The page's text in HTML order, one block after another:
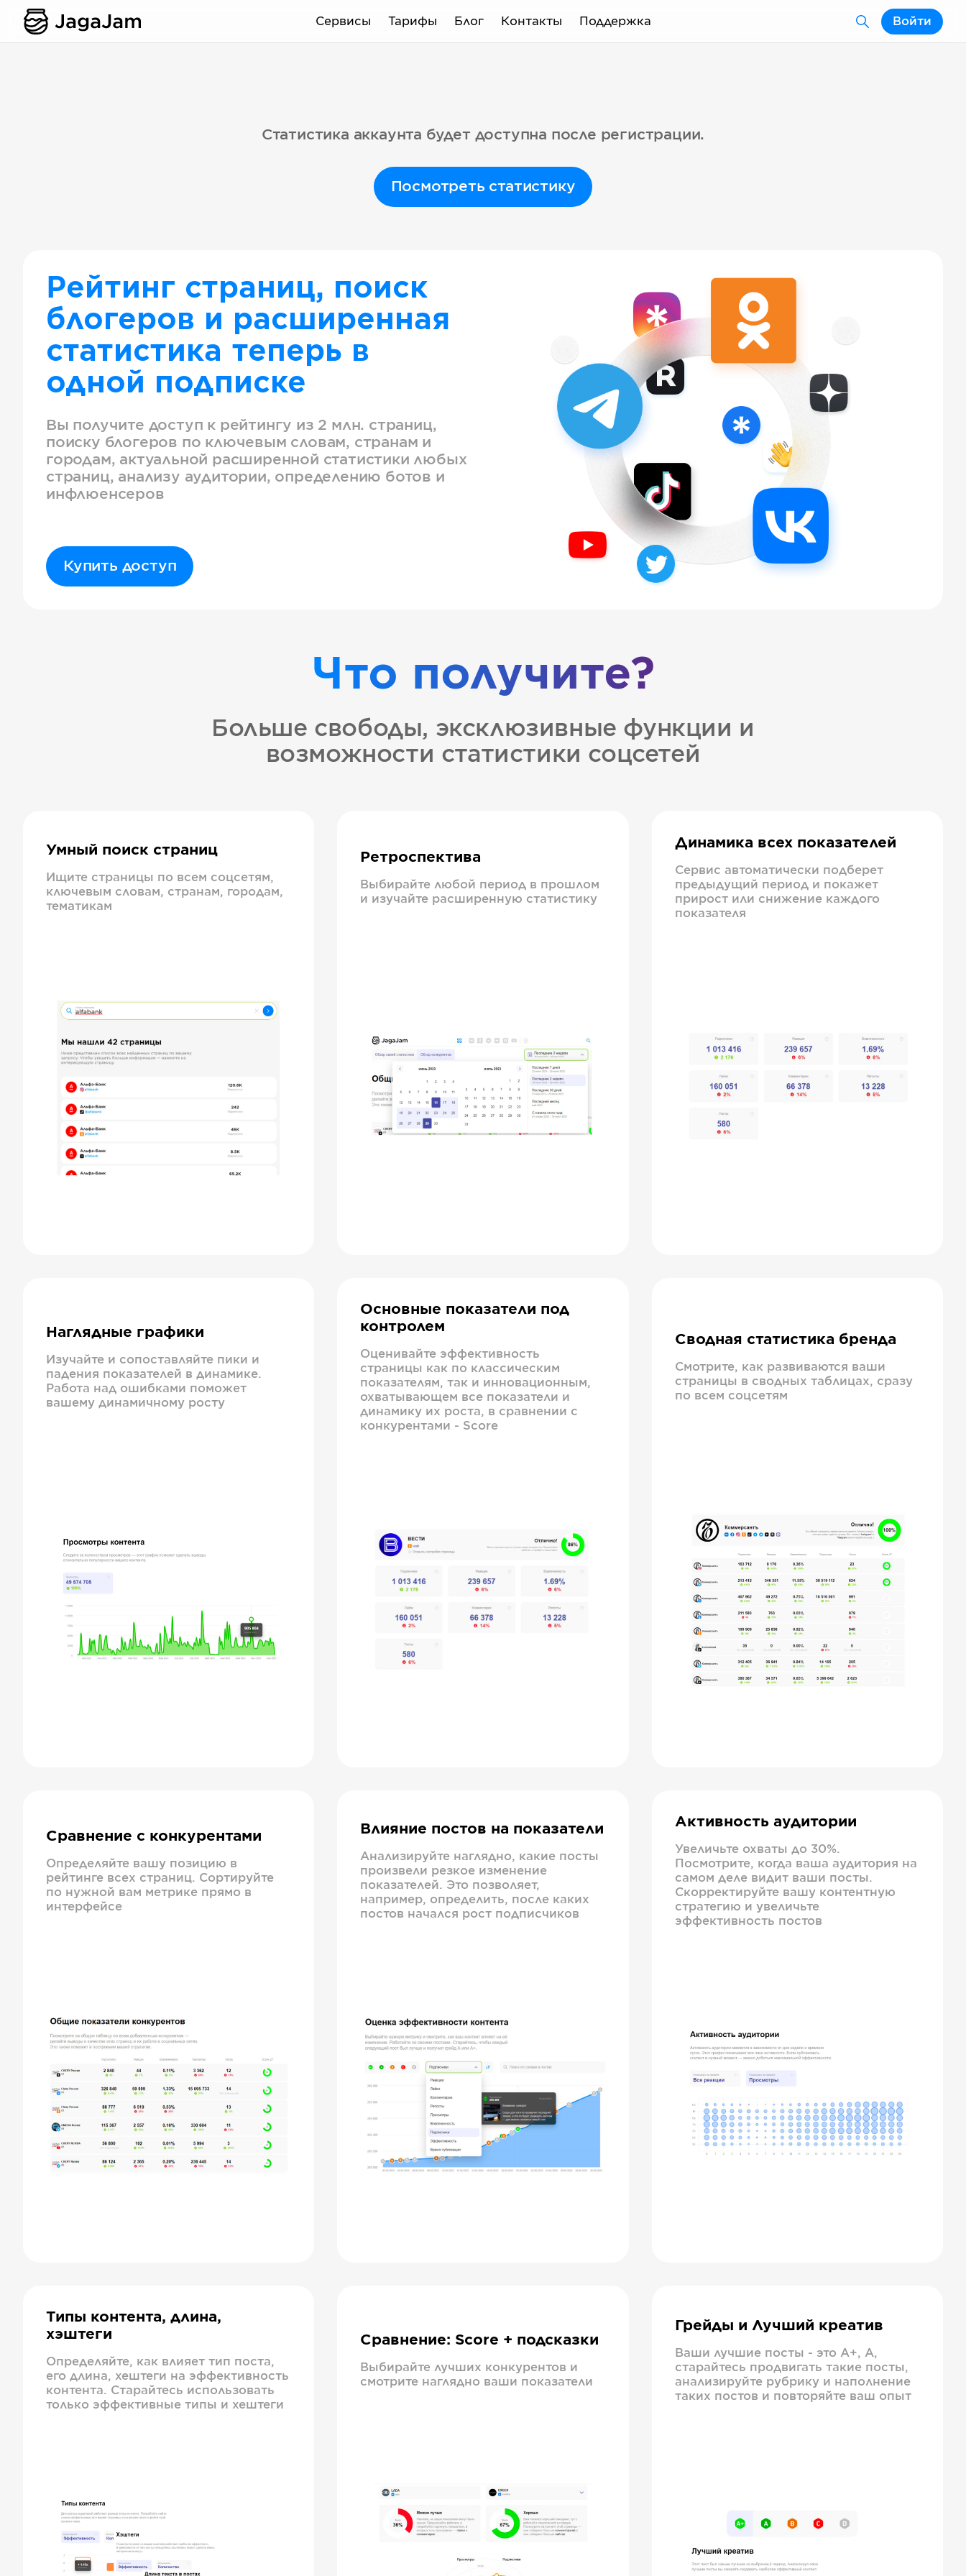
Сервисы Тарифы Блог Контакты Поддержка Войти
Статистика аккаунта будет доступна после регистрации.
Посмотреть статистику
Рейтинг страниц, поиск
блогеров и расширенная
статистика теперь в
одной подписке
Вы получите доступ к рейтингу из 2 млн. страниц,
поиску блогеров по ключевым словам, странам и
городам, актуальной расширенной статистики любых
страниц, анализу аудитории, определению ботов и
инфлюенсеров
Купить доступ
Что получите?
Больше свободы, эксклюзивные функции и
возможности статистики соцсетей
Умный поиск страниц
Ищите страницы по всем соцсетям,
ключевым словам, странам, городам,
тематикам
Ретроспектива
Выбирайте любой период в прошлом
и изучайте расширенную статистику
Динамика всех показателей
Сервис автоматически подберет
предыдущий период и покажет
прирост или снижение каждого
показателя
Наглядные графики
Изучайте и сопоставляйте пики и
падения показателей в динамике.
Работа над ошибками поможет
вашему динамичному росту
Основные показатели под
контролем
Оценивайте эффективность
страницы как по классическим
показателям, так и инновационным,
охватывающем все показатели и
динамику их роста, в сравнении с
конкурентами - Score
Сводная статистика бренда
Смотрите, как развиваются ваши
страницы в сводных таблицах, сразу
по всем соцсетям
Сравнение с конкурентами
Определяйте вашу позицию в
рейтинге всех страниц. Сортируйте
по нужной вам метрике прямо в
интерфейсе
Влияние постов на показатели
Анализируйте наглядно, какие посты
произвели резкое изменение
показателей. Это позволяет,
например, определить, после каких
постов начался рост подписчиков
Активность аудитории
Увеличьте охваты до 30%.
Посмотрите, когда ваша аудитория на
самом деле видит ваши посты.
Скорректируйте вашу контентную
стратегию и увеличьте
эффективность постов
Типы контента, длина,
хэштеги
Определяйте, как влияет тип поста,
его длина, хештеги на эффективность
контента. Старайтесь использовать
только эффективные типы и хештеги
Сравнение: Score + подсказки
Выбирайте лучших конкурентов и
смотрите наглядно ваши показатели
Грейды и Лучший креатив
Ваши лучшие посты - это А+, А,
старайтесь продвигать такие посты,
анализируйте рубрику и наполнение
таких постов и повторяйте ваш опыт